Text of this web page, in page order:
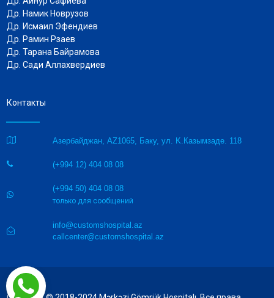
Др. Намик Новрузов
Др. Исмаил Эфендиев
Др. Рамин Рзаев
Др. Тарана Байрамова
Др. Сади Аллахвердиев
Контакты
 Азербайджан, AZ1065, Баку, ул. K.Казымзаде. 118
 (+994 12) 404 08 08

(+994 50) 404 08 08
только для сообщений

info@customshospital.az
callcenter@customshospital.az